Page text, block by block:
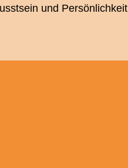
und Persönlichkeit